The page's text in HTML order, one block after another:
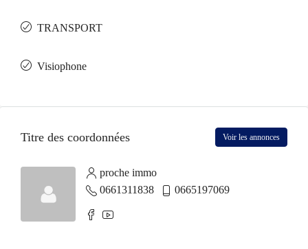
TRANSPORT
Visiophone
Titre des coordonnées Voir les annonces
proche immo
0661311838
0665197069